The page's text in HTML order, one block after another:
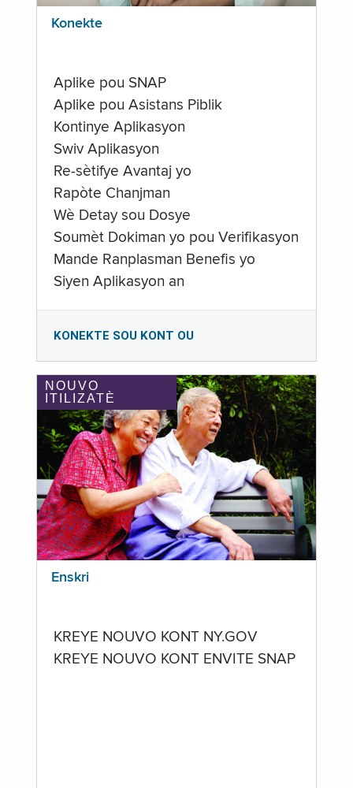
Konekte
Aplike pou SNAP
Aplike pou Asistans Piblik
Kontinye Aplikasyon
Swiv Aplikasyon
Re-sètifye Avantaj yo
Rapòte Chanjman
Wè Detay sou Dosye
Soumèt Dokiman yo pou Verifikasyon
Mande Ranplasman Benefis yo
Siyen Aplikasyon an
KONEKTE SOU KONT OU
NOUVO
ITILIZATÈ
Enskri
KREYE NOUVO KONT NY.GOV
KREYE NOUVO KONT ENVITE SNAP